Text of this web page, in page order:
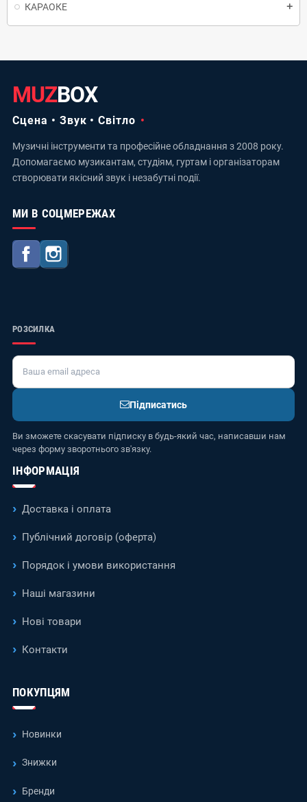
КАРАОКЕ add
MUZBOX
Сцена • Звук • Світло
Музичні інструменти та професійне обладнання з 2008 року.
Допомагаємо музикантам, студіям, гуртам і організаторам
створювати якісний звук і незабутні події.
МИ В СОЦМЕРЕЖАХ
Facebook
РОЗСИЛКА
Підписатись
Ви зможете скасувати підписку в будь-який час, написавши нам
через форму зворотнього зв'язку.
ІНФОРМАЦІЯ
Доставка і оплата
Публічний договір (оферта)
Порядок і умови використання
Наші магазини
Нові товари
Контакти
ПОКУПЦЯМ
Новинки
Знижки
Бренди